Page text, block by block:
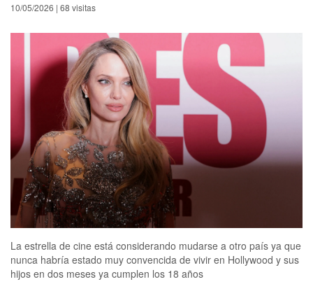
10/05/2026 | 68 visitas
La estrella de cine está considerando mudarse a otro país ya que
nunca habría estado muy convencida de vivir en Hollywood y sus
hijos en dos meses ya cumplen los 18 años